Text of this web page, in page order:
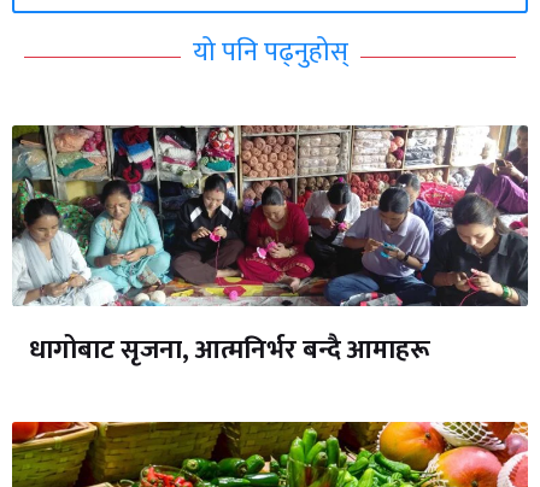
यो पनि पढ्नुहोस्
धागोबाट सृजना, आत्मनिर्भर बन्दै आमाहरू